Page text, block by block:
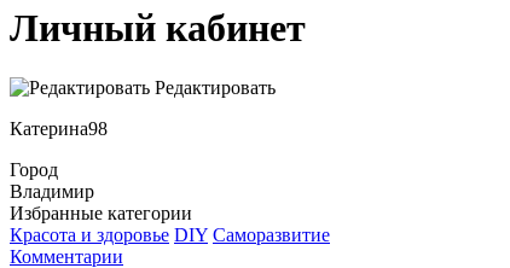
Личный кабинет
Редактировать
Катерина98
Город
Владимир
Избранные категории
Красота и здоровье DIY Саморазвитие
Комментарии